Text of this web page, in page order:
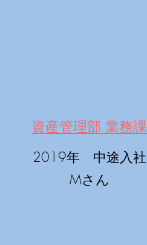
​資産管理部 業務課
2019年 中途入社
Mさん